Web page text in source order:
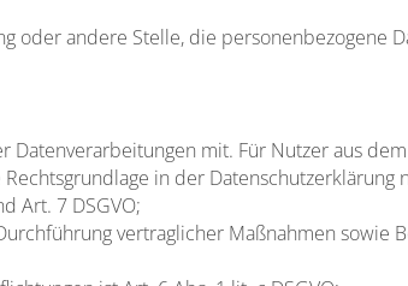
oder andere Stelle, die personenbezogene
Datenverarbeitungen mit. Für Nutzer aus
in der Datenschutzerklärung
Art. 7 DSGVO;
vertraglicher Maßnahmen sowie